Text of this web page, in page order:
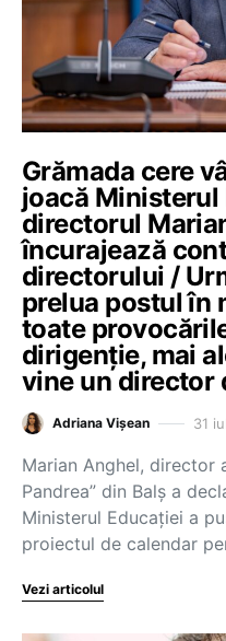
Grămada cere
joacă Ministerul
directorul
încurajează
directorului /
prelua postul în
toate
dirigenție, mai
vine un director
Adriana Vișean 31
Marian Anghel, director
Pandrea” din Balș a
Ministerul Educației a
proiectul de calendar
Vezi articolul